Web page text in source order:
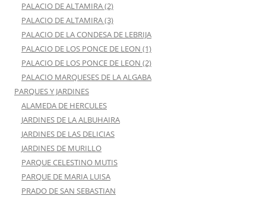
PALACIO DE ALTAMIRA (2)
PALACIO DE ALTAMIRA (3)
PALACIO DE LA CONDESA DE LEBRIJA
PALACIO DE LOS PONCE DE LEON (1)
PALACIO DE LOS PONCE DE LEON (2)
PALACIO MARQUESES DE LA ALGABA
PARQUES Y JARDINES
ALAMEDA DE HERCULES
JARDINES DE LA ALBUHAIRA
JARDINES DE LAS DELICIAS
JARDINES DE MURILLO
PARQUE CELESTINO MUTIS
PARQUE DE MARIA LUISA
PRADO DE SAN SEBASTIAN